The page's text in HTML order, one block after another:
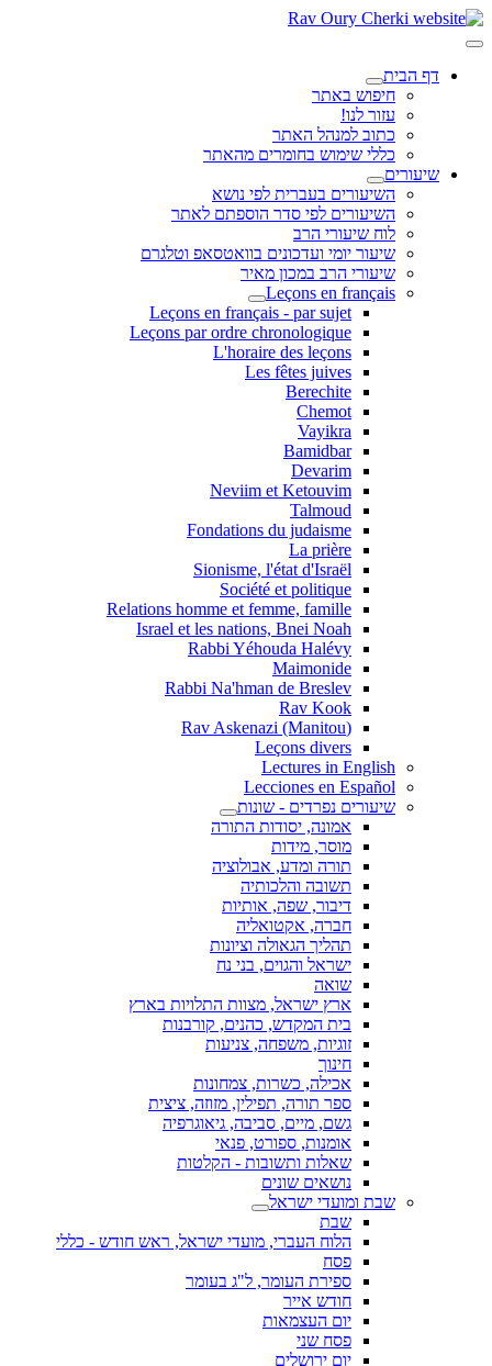
דף הבית
חיפוש באתר
עזור לנו!
כתוב למנהל האתר
כללי שימוש בחומרים מהאתר
שיעורים
השיעורים בעברית לפי נושא
השיעורים לפי סדר הוספתם לאתר
לוח שיעורי הרב
שיעור יומי ועדכונים בוואטסאפ וטלגרם
שיעורי הרב במכון מאיר
Leçons en français
Leçons en français - par sujet
Leçons par ordre chronologique
L'horaire des leçons
Les fêtes juives
Berechite
Chemot
Vayikra
Bamidbar
Devarim
Neviim et Ketouvim
Talmoud
Fondations du judaisme
La prière
Sionisme, l'état d'Israël
Société et politique
Relations homme et femme, famille
Israel et les nations, Bnei Noah
Rabbi Yéhouda Halévy
Maimonide
Rabbi Na'hman de Breslev
Rav Kook
(Rav Askenazi (Manitou
Leçons divers
Lectures in English
Lecciones en Español
שיעורים נפרדים - שונות
אמונה, יסודות התורה
מוסר, מידות
תורה ומדע, אבולוציה
תשובה והלכותיה
דיבור, שפה, אותיות
חברה, אקטואליה
תהליך הגאולה וציונות
ישראל והגוים, בני נח
שואה
ארץ ישראל, מצוות התלויות בארץ
בית המקדש, כהנים, קורבנות
זוגיות, משפחה, צניעות
חינוך
אכילה, כשרות, צמחונות
ספר תורה, תפילין, מזוזה, ציצית
גשם, מיים, סביבה, גיאוגרפיה
אומנות, ספורט, פנאי
שאלות ותשובות - הקלטות
נושאים שונים
שבת ומועדי ישראל
שבת
הלוח העברי, מועדי ישראל, ראש חודש - כללי
פסח
ספירת העומר, ל"ג בעומר
חודש אייר
יום העצמאות
פסח שני
יום ירושלים